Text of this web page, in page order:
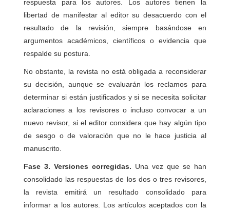
respuesta para los autores. Los autores tienen la
libertad de manifestar al editor su desacuerdo con el
resultado de la revisión, siempre basándose en
argumentos académicos, científicos o evidencia que
respalde su postura.
No obstante, la revista no está obligada a reconsiderar
su decisión, aunque se evaluarán los reclamos para
determinar si están justificados y si se necesita solicitar
aclaraciones a los revisores o incluso convocar a un
nuevo revisor, si el editor considera que hay algún tipo
de sesgo o de valoración que no le hace justicia al
manuscrito.
Fase 3. Versiones corregidas. Una vez que se han
consolidado las respuestas de los dos o tres revisores,
la revista emitirá un resultado consolidado para
informar a los autores. Los artículos aceptados con la